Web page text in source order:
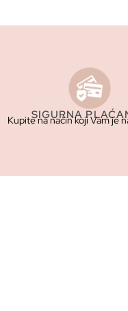
SIGURNA
Kupite na način koji Vam je